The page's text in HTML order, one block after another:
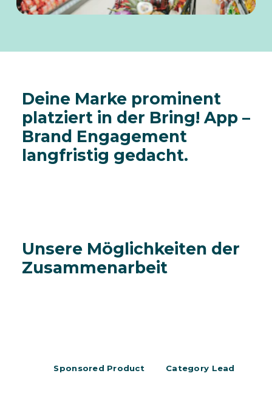
Deine Marke prominent
platziert in der Bring! App –
Brand Engagement
langfristig gedacht.
Unsere Möglichkeiten der
Zusammenarbeit
Sponsored Product Category Lead